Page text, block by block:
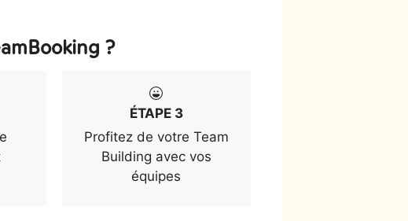
?
ÉTAPE 3
Profitez de votre Team
Building avec vos
équipes